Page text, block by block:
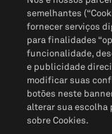
Política de Privacidade
Não Venda Minhas
semelhantes
fornecer serviços
para finalidades
funcionalidade,
e publicidade
modificar suas
botões neste
alterar sua escolha
sobre Cookies.